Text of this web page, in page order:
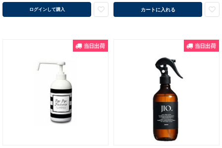
ログインして購入 カートに入れる